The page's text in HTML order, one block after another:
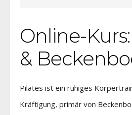
Online-
&
Pilates ist ein ruhiges
Kräftigung, primär von